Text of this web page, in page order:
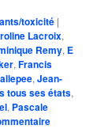
toxicité |
Lacroix,
Remy, E
,Francis
,Jean-
tous ses états,
, Pascale